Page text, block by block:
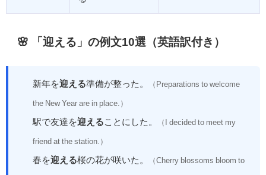
🌸 「迎える」の例文10選（英語訳付き）
新年を迎える準備が整った。 （Preparations to welcome
the New Year are in place.）
駅で友達を迎える ことにした。 （I decided to meet my
friend at the station.）
春を迎える桜の花が咲いた。 （Cherry blossoms bloom to